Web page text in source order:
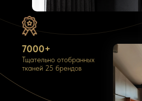
7000+
Тщательно отобранных
тканей 25 брендов